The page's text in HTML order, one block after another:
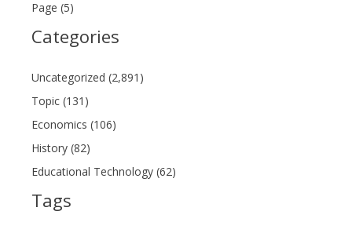
Page (5)
Categories
Uncategorized (2,891)
Topic (131)
Economics (106)
History (82)
Educational Technology (62)
Tags